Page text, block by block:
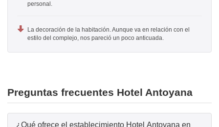
personal.
La decoración de la habitación. Aunque va en relación con el
estilo del complejo, nos pareció un poco anticuada.
Preguntas frecuentes Hotel Antoyana
¿Qué ofrece el establecimiento Hotel Antoyana en